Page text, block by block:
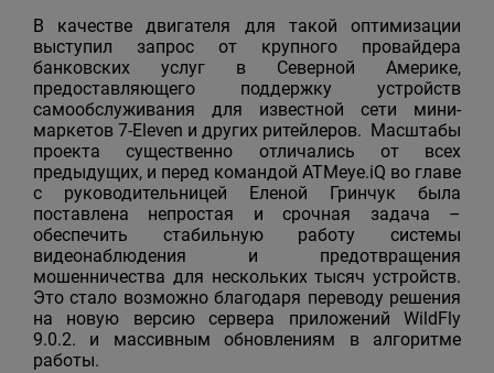
В качестве двигателя для такой оптимизации
выступил запрос от крупного провайдера
банковских услуг в Северной Америке,
предоставляющего поддержку устройств
самообслуживания для известной сети мини-
маркетов 7-Eleven и других ритейлеров. Масштабы
проекта существенно отличались от всех
предыдущих, и перед командой ATMeye.iQ во главе
с руководительницей Еленой Гринчук была
поставлена непростая и срочная задача –
обеспечить стабильную работу системы
видеонаблюдения и предотвращения
мошенничества для нескольких тысяч устройств.
Это стало возможно благодаря переводу решения
на новую версию сервера приложений WildFly
9.0.2. и массивным обновлениям в алгоритме
работы.